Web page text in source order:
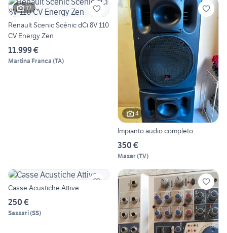
12
Renault Scenic Scénic dCi 8V 110
CV Energy Zen
11.999 €
Martina Franca (TA)
4
Impianto audio completo
350 €
Maser(TV)
Casse Acustiche Attive
250 €
Sassari(SS)